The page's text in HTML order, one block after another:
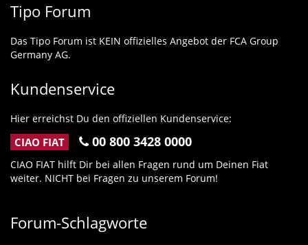
Tipo Forum
Das Tipo Forum ist KEIN offizielles Angebot der FCA Group
Germany AG.
Kundenservice
Hier erreichst Du den offiziellen Kundenservice:
CIAO FIAT 00 800 3428 0000
CIAO FIAT hilft Dir bei allen Fragen rund um Deinen Fiat
weiter. NICHT bei Fragen zu unserem Forum!
Forum-Schlagworte